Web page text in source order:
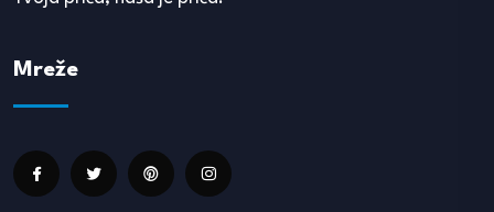
Mreže